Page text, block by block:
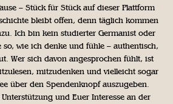
– Stück für Stück auf dieser Plattform
bleibt offen, denn täglich kommen
Ich bin kein studierter Germanist oder
wie ich denke und fühle – authentisch,
Wer sich davon angesprochen fühlt, ist
mitzudenken und vielleicht sogar
über den Spendenknopf auszugeben.
und Euer Interesse an der